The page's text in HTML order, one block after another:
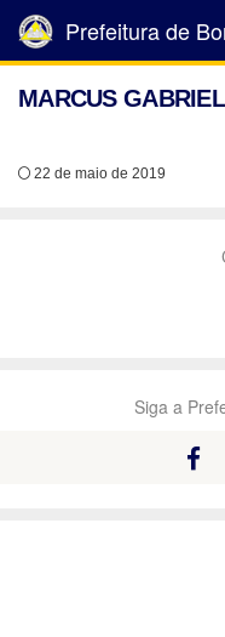
Prefeitura de
MARCUS GABRIEL
22 de maio de 2019
Siga a